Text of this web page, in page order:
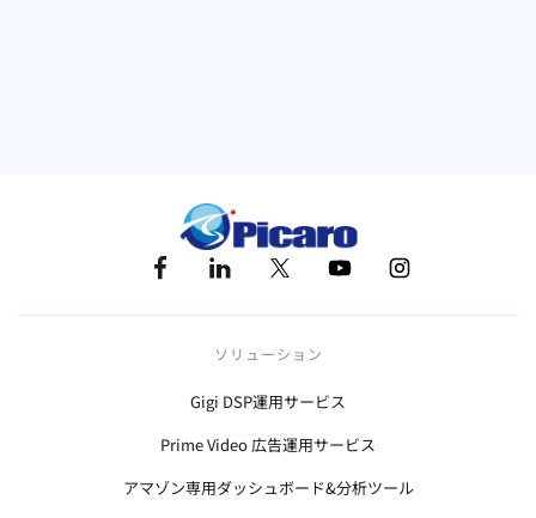
ソリューション
Gigi DSP運用サービス
Prime Video 広告運用サービス
アマゾン専用ダッシュボード&分析ツール